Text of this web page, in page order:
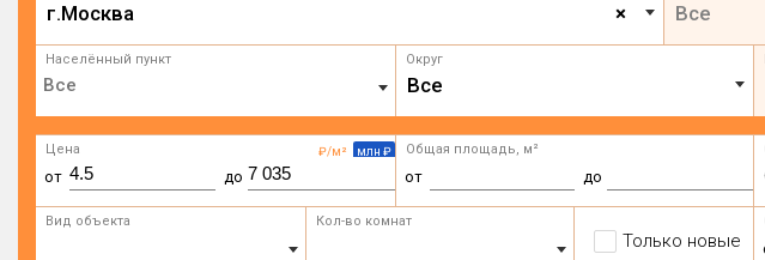
×
г.Москва Все
Населённый пункт Округ
Все
₽/м² млн ₽
Цена
от до
Общая площадь, м²
от до
Вид объекта Кол-во комнат
Только новые